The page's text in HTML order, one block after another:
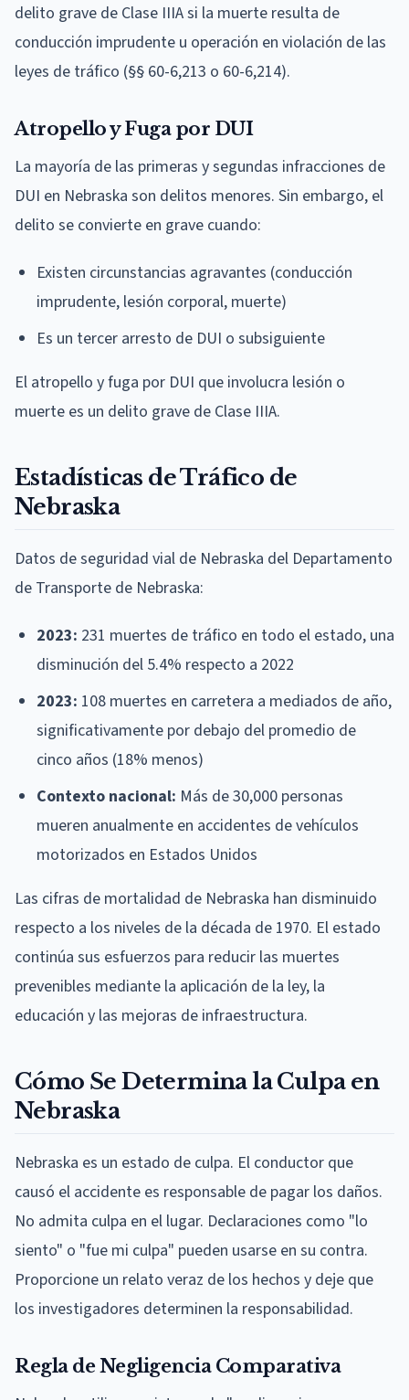
delito grave de Clase IIIA si la muerte resulta de
conducción imprudente u operación en violación de las
leyes de tráfico (§§ 60-6,213 o 60-6,214).
Atropello y Fuga por DUI
La mayoría de las primeras y segundas infracciones de
DUI en Nebraska son delitos menores. Sin embargo, el
delito se convierte en grave cuando:
Existen circunstancias agravantes (conducción
imprudente, lesión corporal, muerte)
Es un tercer arresto de DUI o subsiguiente
El atropello y fuga por DUI que involucra lesión o
muerte es un delito grave de Clase IIIA.
Estadísticas de Tráfico de
Nebraska
Datos de seguridad vial de Nebraska del Departamento
de Transporte de Nebraska:
2023: 231 muertes de tráfico en todo el estado, una
disminución del 5.4% respecto a 2022
2023: 108 muertes en carretera a mediados de año,
significativamente por debajo del promedio de
cinco años (18% menos)
Contexto nacional: Más de 30,000 personas
mueren anualmente en accidentes de vehículos
motorizados en Estados Unidos
Las cifras de mortalidad de Nebraska han disminuido
respecto a los niveles de la década de 1970. El estado
continúa sus esfuerzos para reducir las muertes
prevenibles mediante la aplicación de la ley, la
educación y las mejoras de infraestructura.
Cómo Se Determina la Culpa en
Nebraska
Nebraska es un estado de culpa. El conductor que
causó el accidente es responsable de pagar los daños.
No admita culpa en el lugar. Declaraciones como "lo
siento" o "fue mi culpa" pueden usarse en su contra.
Proporcione un relato veraz de los hechos y deje que
los investigadores determinen la responsabilidad.
Regla de Negligencia Comparativa